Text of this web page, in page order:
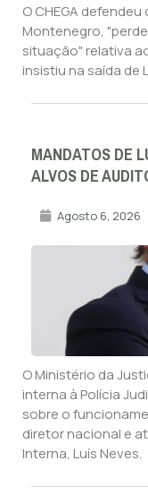
O CHEGA
Montenegro,
situação" relativa
insistiu na saída de
MANDATOS DE
ALVOS DE
Agosto 6, 2026
O Ministério da
interna à Polícia
sobre o
diretor nacional e
Interna, Luís Neves.